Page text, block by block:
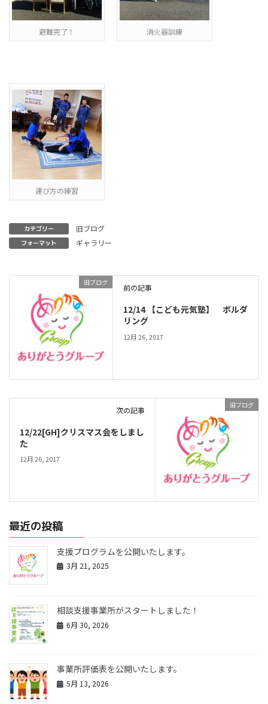
避難完了！ 消火器訓練
運び方の練習
カテゴリー 旧ブログ
フォーマット ギャラリー
旧ブログ
前の記事
12/14 【こども元気塾】 ボルダ
リング
12月 26, 2017
旧ブログ
次の記事
12/22[GH]クリスマス会をしまし
た
12月 26, 2017
最近の投稿
支援プログラムを公開いたします。
3月 21, 2025
相談支援事業所がスタートしました！
6月 30, 2026
事業所評価表を公開いたします。
5月 13, 2026